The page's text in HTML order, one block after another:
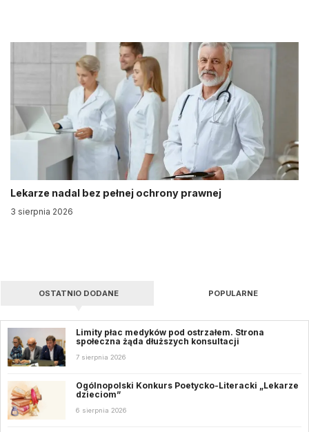
Lekarze nadal bez pełnej ochrony prawnej
3 sierpnia 2026
OSTATNIO DODANE POPULARNE
Limity płac medyków pod ostrzałem. Strona
społeczna żąda dłuższych konsultacji
7 sierpnia 2026
Ogólnopolski Konkurs Poetycko-Literacki „Lekarze
dzieciom”
6 sierpnia 2026